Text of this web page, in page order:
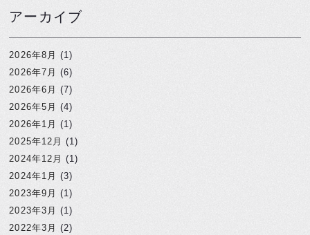
アーカイブ
2026年8月 (1)
2026年7月 (6)
2026年6月 (7)
2026年5月 (4)
2026年1月 (1)
2025年12月 (1)
2024年12月 (1)
2024年1月 (3)
2023年9月 (1)
2023年3月 (1)
2022年3月 (2)